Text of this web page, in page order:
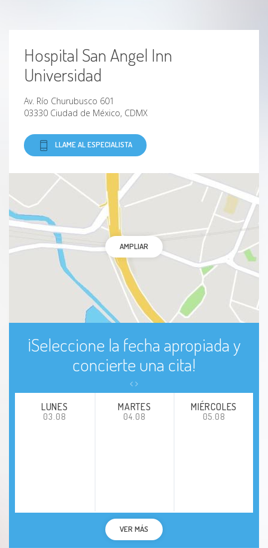
Hospital San Angel Inn
Universidad
Av. Río Churubusco 601
03330 Ciudad de México, CDMX
LLAME AL ESPECIALISTA
AMPLIAR
¡Seleccione la fecha apropiada y
concierte una cita!
LUNES
03.08
MARTES
04.08
MIÉRCOLES
05.08
VER MÁS